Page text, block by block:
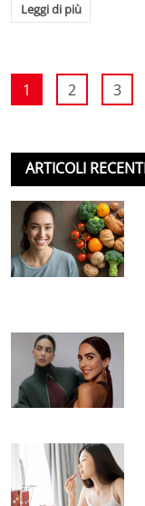
Leggi di più
1 2 3
ARTICOLI